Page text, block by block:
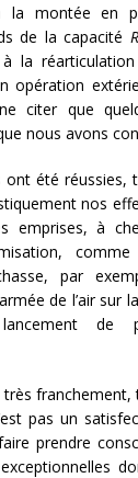
la montée en
de la capacité
la
opération
citer que
nous avons
ont été réussies,
nos
emprises, à
par
de l’air sur
de
très franchement,
pas un
prendre
exceptionnelles